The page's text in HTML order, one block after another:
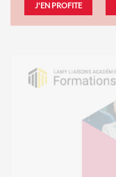
J'EN PROFITE